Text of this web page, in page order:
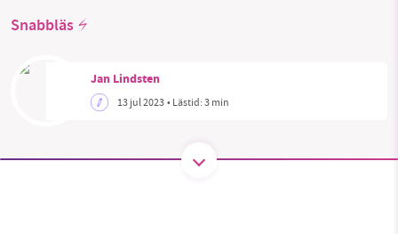
Facebook
Snabbläs
Jan Lindsten
13 jul 2023• Lästid:3 min